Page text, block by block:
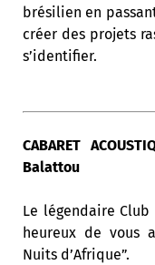
brésilien en
créer des projets
s’identifier.
CABARET
Balattou
Le légendaire
heureux de vous
Nuits d’Afrique”.